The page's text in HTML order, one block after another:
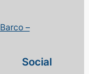
–
Social